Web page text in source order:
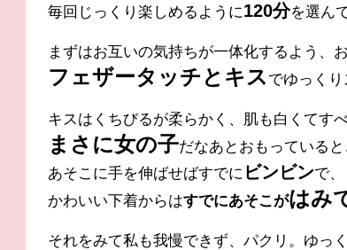
毎回じっくり楽しめるように120分を選ん
まずはお互いの気持ちが一体化するよう、
フェザータッチとキス でゆっくり
キスはくちびるが柔らかく、 肌も白くてすべ
まさに女の子だなあとおもっていると
あそこに手を伸ばせばすでに ビンビンで、
かわいい下着からはすでにあそこがはみ
それをみて私も我慢できず、 パクリ。ゆっ